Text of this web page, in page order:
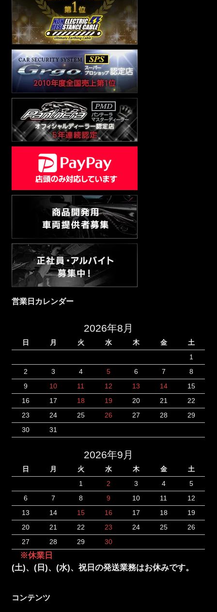
営業日カレンダー
2026年8月
日 月 火 水 木 金
土
1
2
3 4 5 6 7
8
9
10 11 12 13 14
15
16
17 18 19 20 21
22
23
24 25 26 27 28
29
30
31
2026年9月
日 月 火 水 木 金
土
1
2 3 4
5
6
7 8 9 10 11
12
13
14 15 16 17 18
19
20
21 22 23 24 25
26
27
28 29 30
※休業日
(土)、(日)、(水)、祝日の発送業務はお休みです。
コンテンツ